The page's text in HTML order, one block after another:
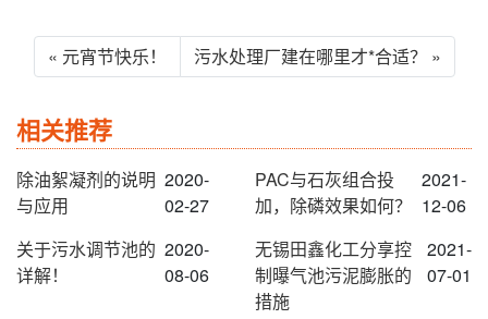
« 元宵节快乐！ 污水处理厂建在哪里才*合适？ »
相关推荐
除油絮凝剂的说明
与应用
2020-
02-27
PAC与石灰组合投
加，除磷效果如何？
2021-
12-06
关于污水调节池的
详解！
2020-
08-06
无锡田鑫化工分享控
制曝气池污泥膨胀的
措施
2021-
07-01